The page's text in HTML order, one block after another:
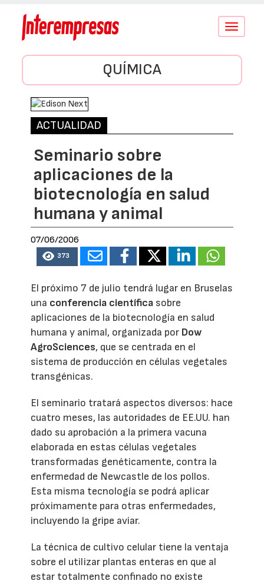
Conmutar
QUÍMICA
ACTUALIDAD
Seminario sobre
aplicaciones de la
biotecnología en salud
humana y animal
07/06/2006
373
El próximo 7 de julio tendrá lugar en Bruselas
una conferencia científica sobre
aplicaciones de la biotecnología en salud
humana y animal, organizada por Dow
AgroSciences, que se centrada en el
sistema de producción en células vegetales
transgénicas.
El seminario tratará aspectos diversos: hace
cuatro meses, las autoridades de EE.UU. han
dado su aprobación a la primera vacuna
elaborada en estas células vegetales
transformadas genéticamente, contra la
enfermedad de Newcastle de los pollos.
Esta misma tecnología se podrá aplicar
próximamente para otras enfermedades,
incluyendo la gripe aviar.
La técnica de cultivo celular tiene la ventaja
sobre el utilizar plantas enteras en que al
estar totalmente confinado no existe